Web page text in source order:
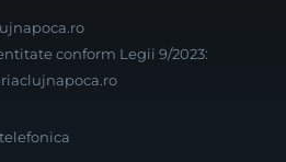
conform Legii 9/2023: